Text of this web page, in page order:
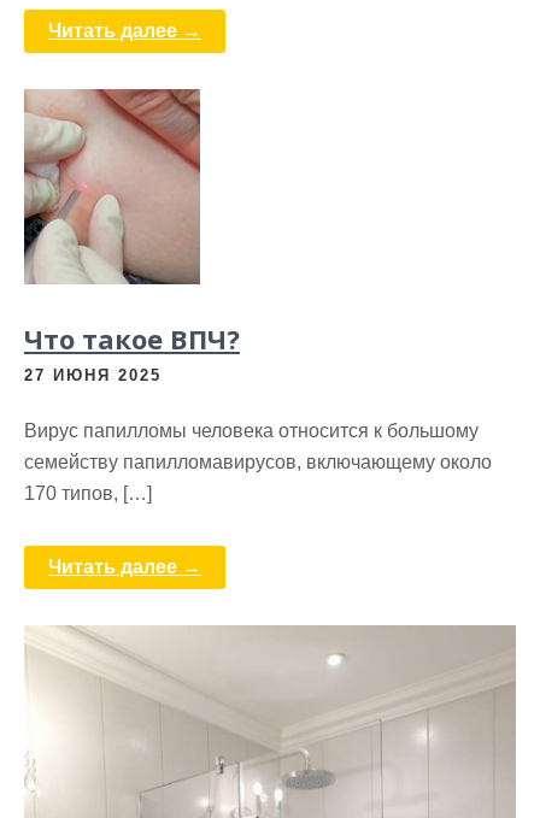
Читать далее →
Что такое ВПЧ?
27 ИЮНЯ 2025
Вирус папилломы человека относится к большому
семейству папилломавирусов, включающему около
170 типов, […]
Читать далее →